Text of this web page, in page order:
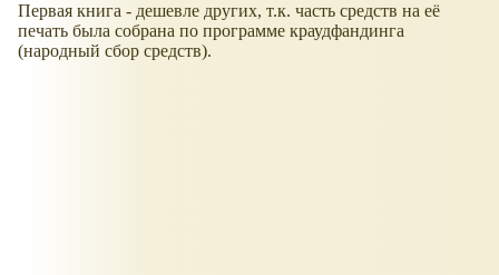
Первая книга - дешевле других, т.к. часть средств на её
печать была собрана по программе краудфандинга
(народный сбор средств).